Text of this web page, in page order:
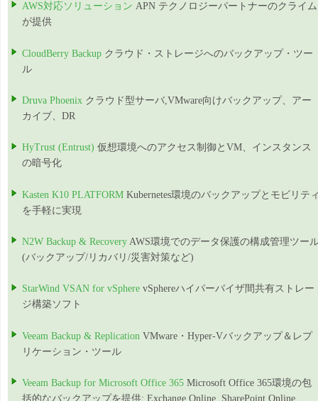
AWS対応ソリューション APN テクノロジーパートナーのクライム
が提供
CloudBerry Backup クラウド・ストレージへのバックアップ・ツー
ル
Druva Phoenix クラウド型サーバ,VMware向けバックアップ、アー
カイブ、DR
HyTrust (Entrust) 仮想環境へのアクセス制御とVM、インスタンス
の暗号化
Kasten K10 PLATFORM Kubernetes環境のバックアップとモビリテ
を手軽に実現
N2W Backup & Recovery AWS環境でのデータ保護の構成管理ツー
(バックアップ/リカバリ/災害対策など)
StarWind VSAN for vSphere vSphereハイパーバイザ間共有ストレー
ジ構築ソフト
Veeam Backup & Replication VMware・Hyper-Vバックアップ＆レプ
リケーション・ツール
Veeam Backup for Microsoft Office 365 Microsoft Office 365環境の包
括的なバックアップを提供: Exchange Online, SharePoint Online,